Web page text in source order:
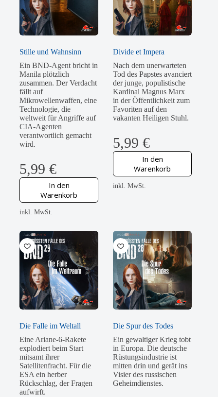
Stille und Wahnsinn
Ein BND-Agent bricht in
Manila plötzlich
zusammen. Der Verdacht
fällt auf
Mikrowellenwaffen, eine
Technologie, die
weltweit für Angriffe auf
CIA-Agenten
verantwortlich gemacht
wird.
5,99 €
In den
Warenkorb
inkl. MwSt.
Divide et Impera
Nach dem unerwarteten
Tod des Papstes avanciert
der junge, populistische
Kardinal Magnus Marx
in der Öffentlichkeit zum
Favoriten auf den
vakanten Heiligen Stuhl.
5,99€
In den
Warenkorb
inkl. MwSt.
Die Falle im Weltall
Eine Ariane-6-Rakete
explodiert beim Start
mitsamt ihrer
Satellitenfracht. Für die
ESA ein herber
Rückschlag, der Fragen
aufwirft.
Die Spur des Todes
Ein gewaltiger Krieg tobt
in Europa. Die deutsche
Rüstungsindustrie ist
mitten drin und gerät ins
Visier des russischen
Geheimdienstes.